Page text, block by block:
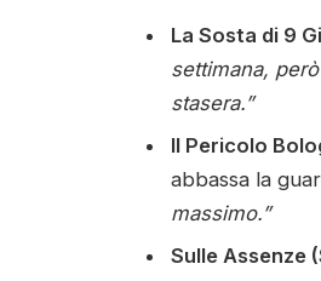
La Sosta di 9
settimana,
stasera.”
Il Pericolo
abbassa la
massimo.”
Sulle Assenze